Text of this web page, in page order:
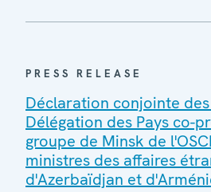
PRESS RELEASE
Déclaration conjointe
Délégation des Pays co-
groupe de Minsk de
ministres des affaires
d'Azerbaïdjan et